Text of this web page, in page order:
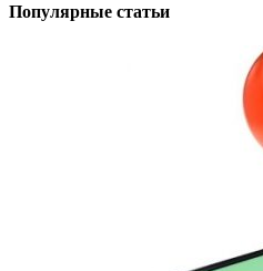
Популярные статьи